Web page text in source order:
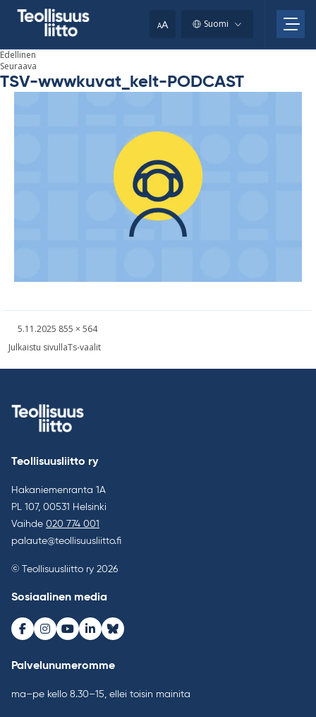
AA Suomi
Edellinen
Seuraava
TSV-wwwkuvat_kelt-PODCAST
Kirjoitettu
5.11.2025 Täysikokoinen
855 × 564
Artikkelien
Julkaistu sivullaTs-vaalit
clipboard.)
Teollisuusliitto ry
Hakaniemenranta 1A
PL 107, 00531 Helsinki
Vaihde 020 774 001
palaute@teollisuusliitto.fi
© Teollisuusliitto ry 2026
Sosiaalinen media
Facebook
Instagram
Youtube
LinkedInBluesky
Palvelunumeromme
ma–pe kello 8.30–15, ellei toisin mainita